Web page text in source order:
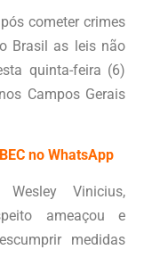
cometer crimes
Brasil as leis não
quinta-feira (6)
Campos Gerais
no WhatsApp
Vinicius,
ameaçou e
medidas